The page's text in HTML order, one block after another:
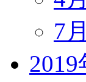
7月
2019